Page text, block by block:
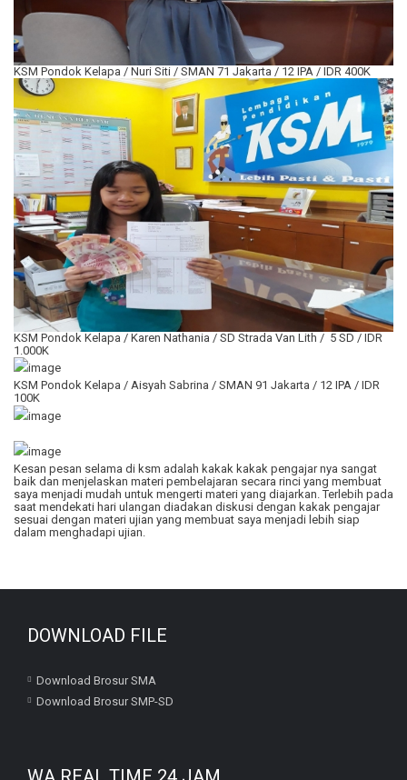
KSM Pondok Kelapa / Nuri Siti / SMAN 71 Jakarta / 12 IPA / IDR 400K
KSM Pondok Kelapa / Karen Nathania / SD Strada Van Lith / 5 SD / IDR
1.000K
KSM Pondok Kelapa / Aisyah Sabrina / SMAN 91 Jakarta / 12 IPA / IDR
100K
Kesan pesan selama di ksm adalah kakak kakak pengajar nya sangat
baik dan menjelaskan materi pembelajaran secara rinci yang membuat
saya menjadi mudah untuk mengerti materi yang diajarkan. Terlebih pada
saat mendekati hari ulangan diadakan diskusi dengan kakak pengajar
sesuai dengan materi ujian yang membuat saya menjadi lebih siap
dalam menghadapi ujian.
DOWNLOAD FILE
Download Brosur SMA
Download Brosur SMP-SD